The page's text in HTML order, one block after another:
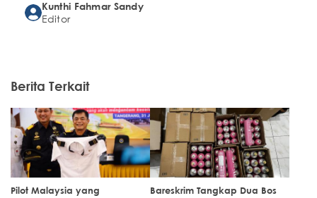
Kunthi Fahmar Sandy
Editor
Berita Terkait
Pilot Malaysia yang
Bareskrim Tangkap Dua Bos